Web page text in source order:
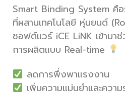
Smart Binding System คือ
ที่ผสานเทคโนโลยี หุ่นยนต์
ซอฟต์แวร์ iCE LiNK เข้ามา
การผลิตแบบ Real-time
ลดการพึ่งพาแรงงาน
เพิ่มความแม่นยำและความ